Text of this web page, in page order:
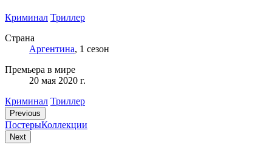
Криминал Триллер
Страна
Аргентина, 1 сезон
Премьера в мире
20 мая 2020 г.
Криминал Триллер
Previous
ПостерыКоллекции
Next